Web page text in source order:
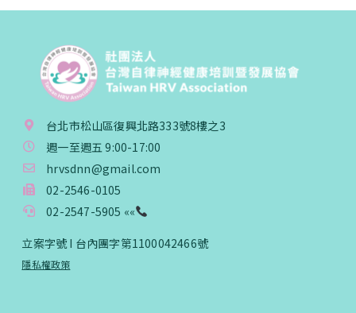
台北市松山區復興北路333號8樓之3
週一至週五 9:00-17:00
hrvsdnn@gmail.com
02-2546-0105
02-2547-5905 ««
立案字號 I 台內團字第1100042466號
隱私權政策